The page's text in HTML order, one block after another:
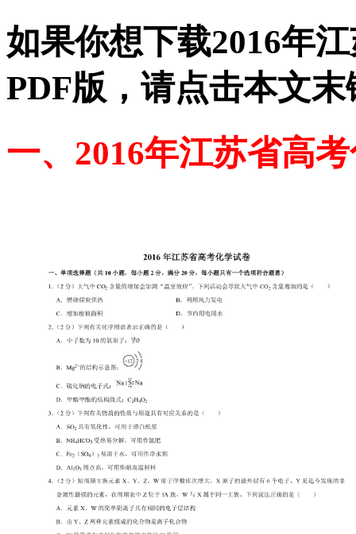
如果你想下载2016年
PDF版，请点击本文末
一、2016年江苏省高